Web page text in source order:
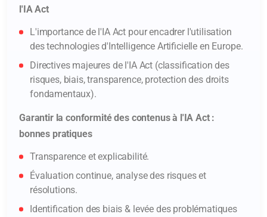
l'IA Act
L'importance de l'IA Act pour encadrer l'utilisation
des technologies d'Intelligence Artificielle en Europe.
Directives majeures de l'IA Act (classification des
risques, biais, transparence, protection des droits
fondamentaux).
Garantir la conformité des contenus à l'IA Act :
bonnes pratiques
Transparence et explicabilité.
Évaluation continue, analyse des risques et
résolutions.
Identification des biais & levée des problématiques